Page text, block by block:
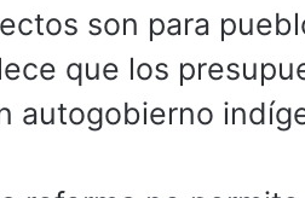
son para
que los
autogobierno